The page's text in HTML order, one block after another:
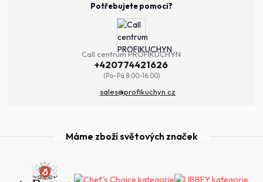
Potřebujete pomoci?
Call centrum PROFIKUCHYN
+420774421626
(Po-Pá 8:00-16:00)
sales@profikuchyn.cz
Máme zboží světových značek